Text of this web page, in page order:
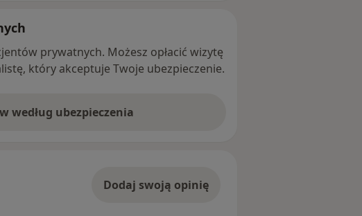
prywatnych. Możesz opłacić wizytę
który akceptuje Twoje ubezpieczenie.
według ubezpieczenia
Dodaj swoją opinię